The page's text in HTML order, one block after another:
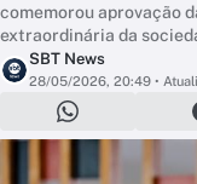
comemorou aprovação
extraordinária da
SBT News
28/05/2026, 20:49 •